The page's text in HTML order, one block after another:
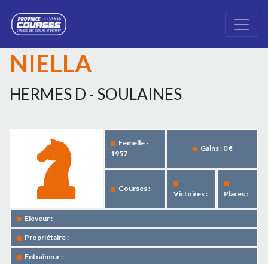
NIELLA
HERMES D - SOULAINES
Femelle -
1957
Gains : 0 €
Courses :
Victoires : Places :
Eleveur :
Propriétaire :
Entraîneur :